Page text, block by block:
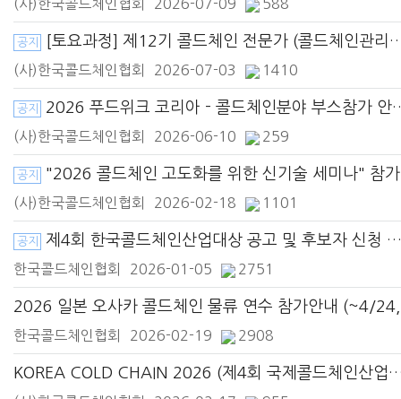
(사)한국콜드체인협회 2026-07-09 588
공지 [토요과정] 제12기 콜드체인 전문가 (콜드체인관리사) 양성과정 모집안내 (~8/7, 조기신청)
(사)한국콜드체인협회 2026-07-03 1410
공지 2026 푸드위크 코리아 - 콜드체인분야 부스참가 안내 (11/4~7, 코엑스)
(사)한국콜드체인협회 2026-06-10 259
공지 "2026 콜드체인 고도화를 위한 신기술 세미나" 참가신청 안내 (4/1,수)
(사)한국콜드체인협회 2026-02-18 1101
공지 제4회 한국콜드체인산업대상 공고 및 후보자 신청 안내 (~2/6, 신청마감)
한국콜드체인협회 2026-01-05 2751
한국콜드체인협회 2026-02-19 2908
KOREA COLD CHAIN 2026 (제4회 국제콜